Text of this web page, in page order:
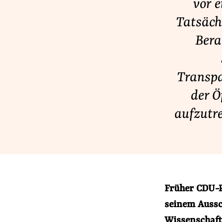
vor
der
Früher
seinem